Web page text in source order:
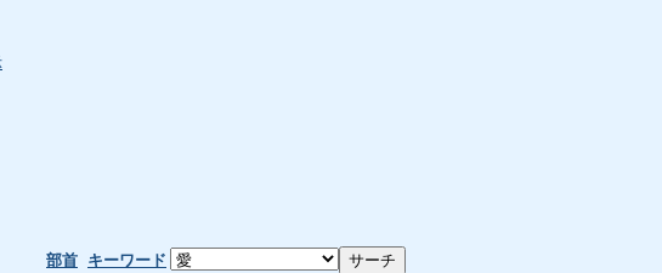
部首 キーワード